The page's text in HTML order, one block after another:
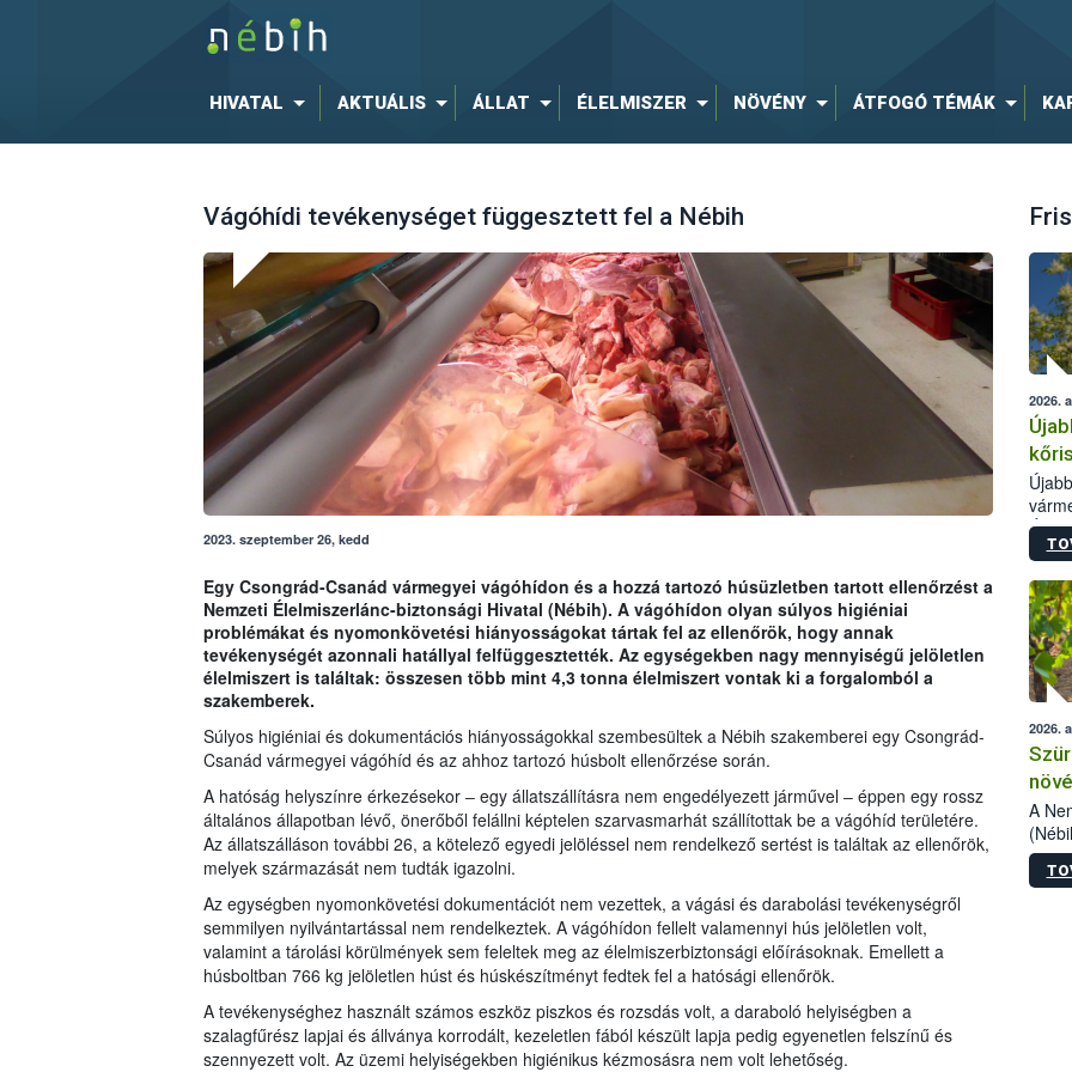
HIVATAL AKTUÁLIS ÁLLAT ÉLELMISZER NÖVÉNY ÁTFOGÓ TÉMÁK
Vágóhídi tevékenységet függesztett fel a Nébih
2023. szeptember 26, kedd
Egy Csongrád-Csanád vármegyei vágóhídon és a hozzá tartozó húsüzletben tartott ellenőrzést a
Nemzeti Élelmiszerlánc-biztonsági Hivatal (Nébih). A vágóhídon olyan súlyos higiéniai
problémákat és nyomonkövetési hiányosságokat tártak fel az ellenőrök, hogy annak
tevékenységét azonnali hatállyal felfüggesztették. Az egységekben nagy mennyiségű jelöletlen
élelmiszert is találtak: összesen több mint 4,3 tonna élelmiszert vontak ki a forgalomból a
szakemberek.
Súlyos higiéniai és dokumentációs hiányosságokkal szembesültek a Nébih szakemberei egy Csongrád-
Csanád vármegyei vágóhíd és az ahhoz tartozó húsbolt ellenőrzése során.
A hatóság helyszínre érkezésekor ‒ egy állatszállításra nem engedélyezett járművel ‒ éppen egy rossz
általános állapotban lévő, önerőből felállni képtelen szarvasmarhát szállítottak be a vágóhíd területére.
Az állatszálláson további 26, a kötelező egyedi jelöléssel nem rendelkező sertést is találtak az ellenőrök,
melyek származását nem tudták igazolni.
Az egységben nyomonkövetési dokumentációt nem vezettek, a vágási és darabolási tevékenységről
semmilyen nyilvántartással nem rendelkeztek. A vágóhídon fellelt valamennyi hús jelöletlen volt,
valamint a tárolási körülmények sem feleltek meg az élelmiszerbiztonsági előírásoknak. Emellett a
húsboltban 766 kg jelöletlen húst és húskészítményt fedtek fel a hatósági ellenőrök.
A tevékenységhez használt számos eszköz piszkos és rozsdás volt, a daraboló helyiségben a
szalagfűrész lapjai és állványa korrodált, kezeletlen fából készült lapja pedig egyenetlen felszínű és
szennyezett volt. Az üzemi helyiségekben higiénikus kézmosásra nem volt lehetőség.
2026.
2026.
A